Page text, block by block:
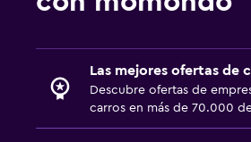
Las mejores ofertas de
Descubre ofertas de
carros en más de 70.000